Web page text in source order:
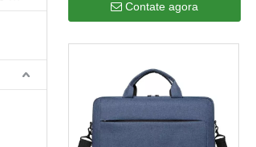
bolsa de maleta fina e durável
para laptop
Contate agora